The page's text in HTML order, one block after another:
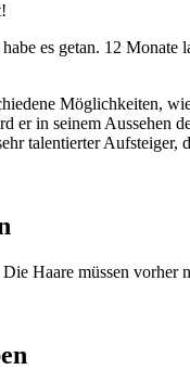
es getan. 12
Möglichkeiten,
er in seinem Aussehen
talentierter
Haare müssen vorher